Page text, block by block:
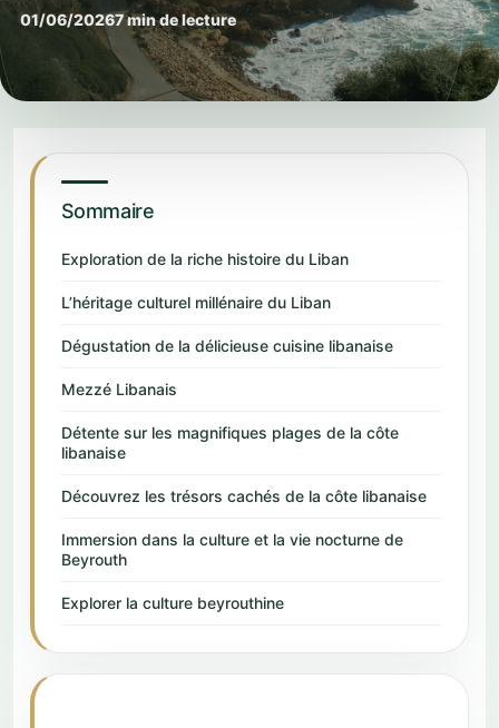
01/06/20267 min de lecture
Sommaire
Exploration de la riche histoire du Liban
L’héritage culturel millénaire du Liban
Dégustation de la délicieuse cuisine libanaise
Mezzé Libanais
Détente sur les magnifiques plages de la côte
libanaise
Découvrez les trésors cachés de la côte libanaise
Immersion dans la culture et la vie nocturne de
Beyrouth
Explorer la culture beyrouthine